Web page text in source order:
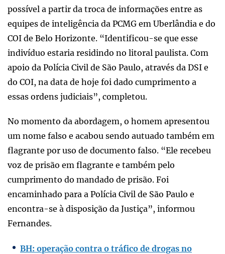
possível a partir da troca de informações entre as
equipes de inteligência da PCMG em Uberlândia e do
COI de Belo Horizonte. “Identificou-se que esse
indivíduo estaria residindo no litoral paulista. Com
apoio da Polícia Civil de São Paulo, através da DSI e
do COI, na data de hoje foi dado cumprimento a
essas ordens judiciais”, completou.
No momento da abordagem, o homem apresentou
um nome falso e acabou sendo autuado também em
flagrante por uso de documento falso. “Ele recebeu
voz de prisão em flagrante e também pelo
cumprimento do mandado de prisão. Foi
encaminhado para a Polícia Civil de São Paulo e
encontra-se à disposição da Justiça”, informou
Fernandes.
BH: operação contra o tráfico de drogas no